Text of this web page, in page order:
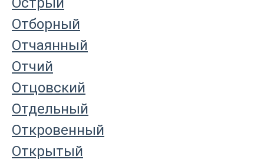
Отборный
Отчаянный
Отчий
Отцовский
Отдельный
Откровенный
Открытый